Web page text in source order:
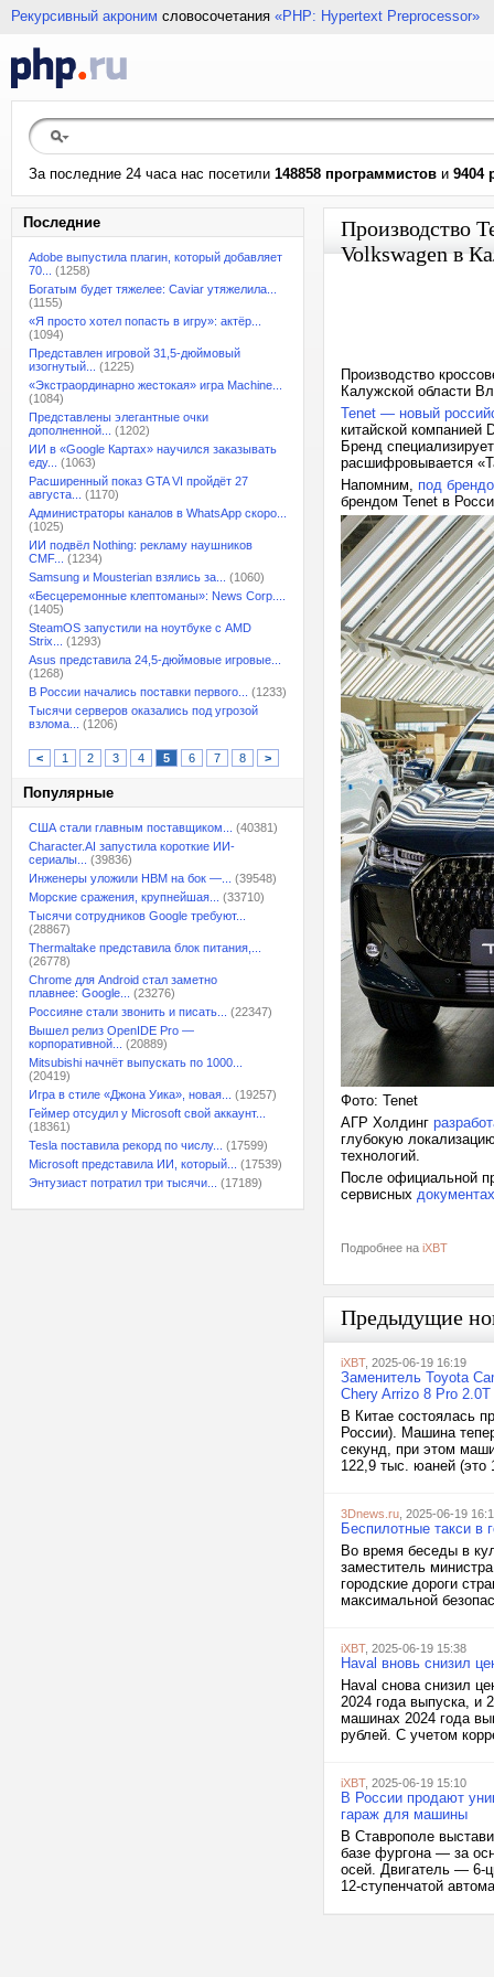
Рекурсивный акроним словосочетания «PHP: Hypertext Preprocessor»
За последние 24 часа нас посетили 148858 программистов и 9404
Последние
Adobe выпустила плагин, который добавляет
70...
(1258)
Богатым будет тяжелее: Caviar утяжелила...
(1155)
«Я просто хотел попасть в игру»: актёр...
(1094)
Представлен игровой 31,5-дюймовый
изогнутый...
(1225)
«Экстраординарно жестокая» игра Machine...
(1084)
Представлены элегантные очки
дополненной...
(1202)
ИИ в «Google Картах» научился заказывать
еду...
(1063)
Расширенный показ GTA VI пройдёт 27
августа...
(1170)
Администраторы каналов в WhatsApp скоро...
(1025)
ИИ подвёл Nothing: рекламу наушников
CMF...
(1234)
Samsung и Mousterian взялись за...
(1060)
«Бесцеремонные клептоманы»: News Corp....
(1405)
SteamOS запустили на ноутбуке с AMD
Strix...
(1293)
Asus представила 24,5-дюймовые игровые...
(1268)
В России начались поставки первого...
(1233)
Тысячи серверов оказались под угрозой
взлома...
(1206)
< 1 2 3 4 5 6 7 8 >
Популярные
США стали главным поставщиком...
(40381)
Character.AI запустила короткие ИИ-
сериалы...
(39836)
Инженеры уложили HBM на бок —...
(39548)
Морские сражения, крупнейшая...
(33710)
Тысячи сотрудников Google требуют...
(28867)
Thermaltake представила блок питания,...
(26778)
Chrome для Android стал заметно
плавнее: Google...
(23276)
Россияне стали звонить и писать...
(22347)
Вышел релиз OpenIDE Pro —
корпоративной...
(20889)
Mitsubishi начнёт выпускать по 1000...
(20419)
Игра в стиле «Джона Уика», новая...
(19257)
Геймер отсудил у Microsoft свой аккаунт...
(18361)
Tesla поставила рекорд по числу...
(17599)
Microsoft представила ИИ, который...
(17539)
Энтузиаст потратил три тысячи...
(17189)
Производство
Volkswagen в
Производство
Калужской области
Tenet — новый
китайской компанией
Бренд
расшифровывается
Напомним, под
брендом Tenet в
Фото: Tenet
АГР Холдинг
глубокую
технологий.
После официальной
сервисных
Подробнее на iXBT
Предыдущие
iXBT, 2025-06-19 16:19
Заменитель Toyota
Chery Arrizo 8 Pro 2.0T
В Китае состоялась
России). Машина
секунд, при этом
122,9 тыс. юаней (это
3Dnews.ru , 2025-06-19
Беспилотные такси в
Во время беседы в
заместитель
городские дороги
максимальной
iXBT, 2025-06-19 15:38
Haval вновь снизил
Haval снова снизил
2024 года выпуска, и
машинах 2024 года
рублей. С учетом
iXBT, 2025-06-19 15:10
В России продают
гараж для машины
В Ставрополе
базе фургона — за
осей. Двигатель — 6-
12-ступенчатой